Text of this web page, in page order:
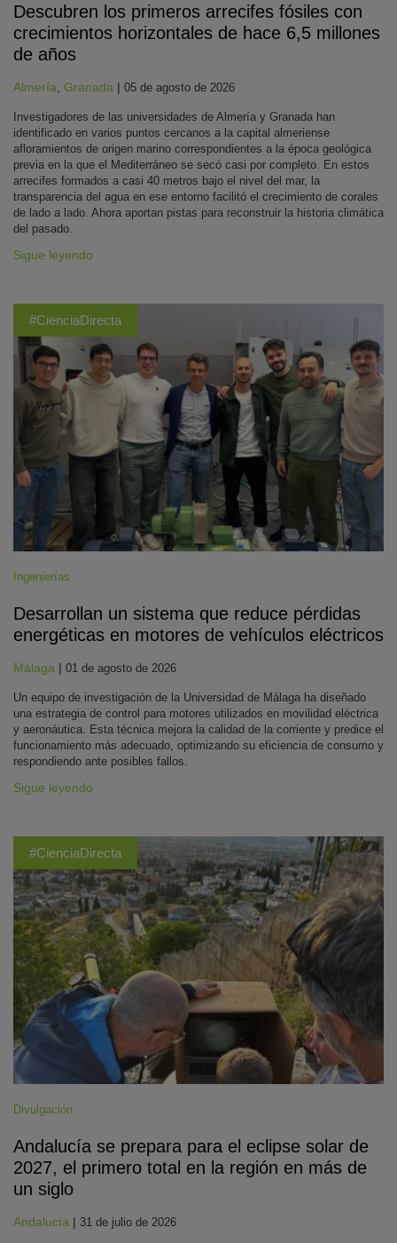
Descubren los primeros arrecifes fósiles con
crecimientos horizontales de hace 6,5 millones
de años
Almería Granada | 05 de agosto de 2026
Investigadores de las universidades de Almería y Granada han
identificado en varios puntos cercanos a la capital almeriense
afloramientos de origen marino correspondientes a la época geológica
previa en la que el Mediterráneo se secó casi por completo. En estos
arrecifes formados a casi 40 metros bajo el nivel del mar, la
transparencia del agua en ese entorno facilitó el crecimiento de corales
de lado a lado. Ahora aportan pistas para reconstruir la historia climática
del pasado.
Sigue leyendo
#CienciaDirecta
Ingenierías
Desarrollan un sistema que reduce pérdidas
energéticas en motores de vehículos eléctricos
Málaga | 01 de agosto de 2026
Un equipo de investigación de la Universidad de Málaga ha diseñado
una estrategia de control para motores utilizados en movilidad eléctrica
y aeronáutica. Esta técnica mejora la calidad de la corriente y predice el
funcionamiento más adecuado, optimizando su eficiencia de consumo y
respondiendo ante posibles fallos.
Sigue leyendo
#CienciaDirecta
Divulgación
Andalucía se prepara para el eclipse solar de
2027, el primero total en la región en más de
un siglo
Andalucía | 31 de julio de 2026